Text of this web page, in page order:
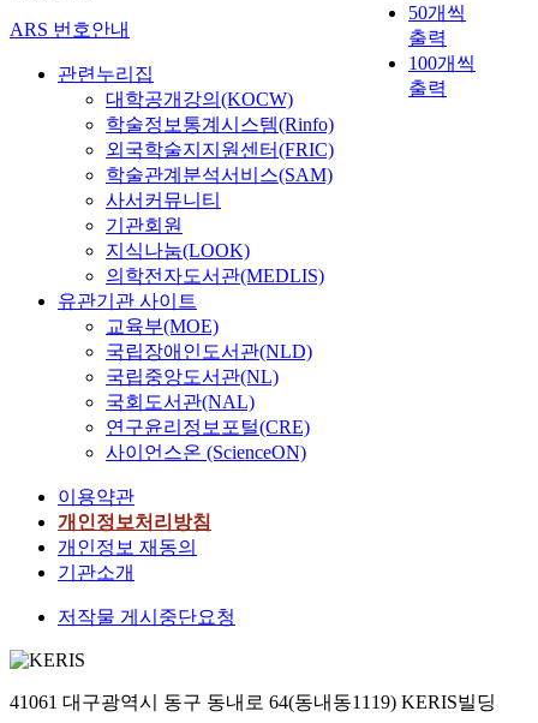
50개씩
출력
100개씩
출력
ARS 번호안내
관련누리집
대학공개강의(KOCW)
학술정보통계시스템(Rinfo)
외국학술지지원센터(FRIC)
학술관계분석서비스(SAM)
사서커뮤니티
기관회원
지식나눔(LOOK)
의학전자도서관(MEDLIS)
유관기관 사이트
교육부(MOE)
국립장애인도서관(NLD)
국립중앙도서관(NL)
국회도서관(NAL)
연구윤리정보포털(CRE)
사이언스온 (ScienceON)
이용약관
개인정보처리방침
개인정보 재동의
기관소개
저작물 게시중단요청
41061 대구광역시 동구 동내로 64(동내동1119) KERIS빌딩